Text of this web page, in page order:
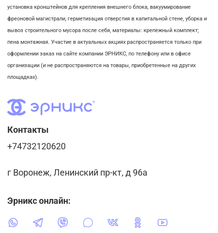
установка кронштейнов для крепления внешнего блока, вакуумирование
фреоновой магистрали, герметизация отверстия в капитальной стене, уборка и
вывоз строительного мусора после себя, материалы: крепежный комплект;
пена монтажная. Участие в актуальных акциях распространяется только при
оформлении заказ на сайте компании ЭРНИКС, по телефону или в офисе
организации (и не распространяются на товары, приобретенные на других
площадках).
Контакты
+74732120620
г Воронеж, Ленинский пр-кт, д 96а
Эрникс онлайн: